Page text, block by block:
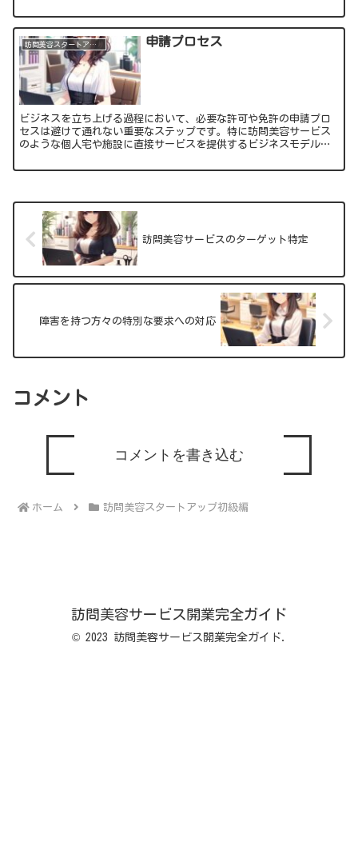
し...
訪問美容スタートアップ初級編 申請プロセス
ビジネスを立ち上げる過程において、必要な許可や免許の申請プロ
セスは避けて通れない重要なステップです。特に訪問美容サービス
のような個人宅や施設に直接サービスを提供するビジネスモデルで
は...
訪問美容サービスのターゲット特定
障害を持つ方々の特別な要求への対応
コメント
コメントを書き込む
ホーム 訪問美容スタートアップ初級編
訪問美容サービス開業完全ガイド
© 2023 訪問美容サービス開業完全ガイド.